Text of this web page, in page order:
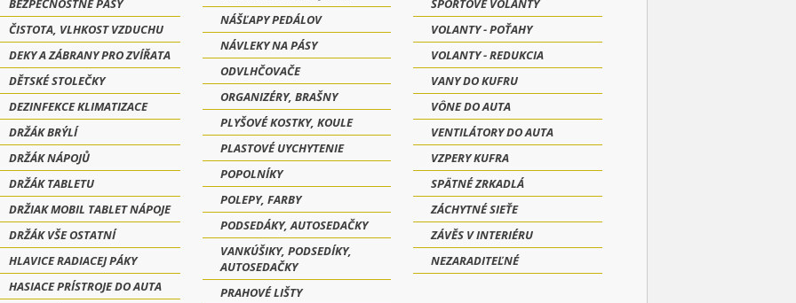
BEZPEČNOSTNÉ PÁSY
ČISTOTA, VLHKOST VZDUCHU
DEKY A ZÁBRANY PRO ZVÍŘATA
DĚTSKÉ STOLEČKY
DEZINFEKCE KLIMATIZACE
DRŽÁK BRÝLÍ
DRŽÁK NÁPOJŮ
DRŽÁK TABLETU
DRŽIAK MOBIL TABLET NÁPOJE
DRŽÁK VŠE OSTATNÍ
HLAVICE RADIACEJ PÁKY
HASIACE PRÍSTROJE DO AUTA
NÁŠĽAPY PEDÁLOV
NÁVLEKY NA PÁSY
ODVLHČOVAČE
ORGANIZÉRY, BRAŠNY
PLYŠOVÉ KOSTKY, KOULE
PLASTOVÉ UYCHYTENIE
POPOLNÍKY
POLEPY, FARBY
PODSEDÁKY, AUTOSEDAČKY
VANKÚŠIKY, PODSEDÍKY,
AUTOSEDAČKY
PRAHOVÉ LIŠTY
ŠPORTOVÉ VOLANTY
VOLANTY - POŤAHY
VOLANTY - REDUKCIA
VANY DO KUFRU
VÔNE DO AUTA
VENTILÁTORY DO AUTA
VZPERY KUFRA
SPÄTNÉ ZRKADLÁ
ZÁCHYTNÉ SIEŤE
ZÁVĚS V INTERIÉRU
NEZARADITEĽNÉ